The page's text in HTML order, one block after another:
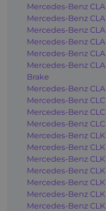
Mercedes-Benz
Mercedes-Benz
Mercedes-Benz
Mercedes-Benz CLA
Mercedes-Benz
Mercedes-Benz
Brake
Mercedes-Benz
Mercedes-Benz CLC
Mercedes-Benz CLC
Mercedes-Benz
Mercedes-Benz CLK
Mercedes-Benz
Mercedes-Benz
Mercedes-Benz
Mercedes-Benz
Mercedes-Benz
Mercedes-Benz